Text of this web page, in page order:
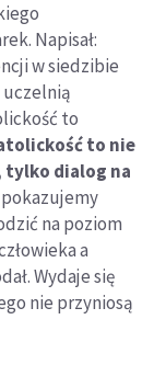
Napisał:
w siedzibie
uczelnią
to
to nie
dialog na
na poziom
a
Wydaje się
nie przyniosą